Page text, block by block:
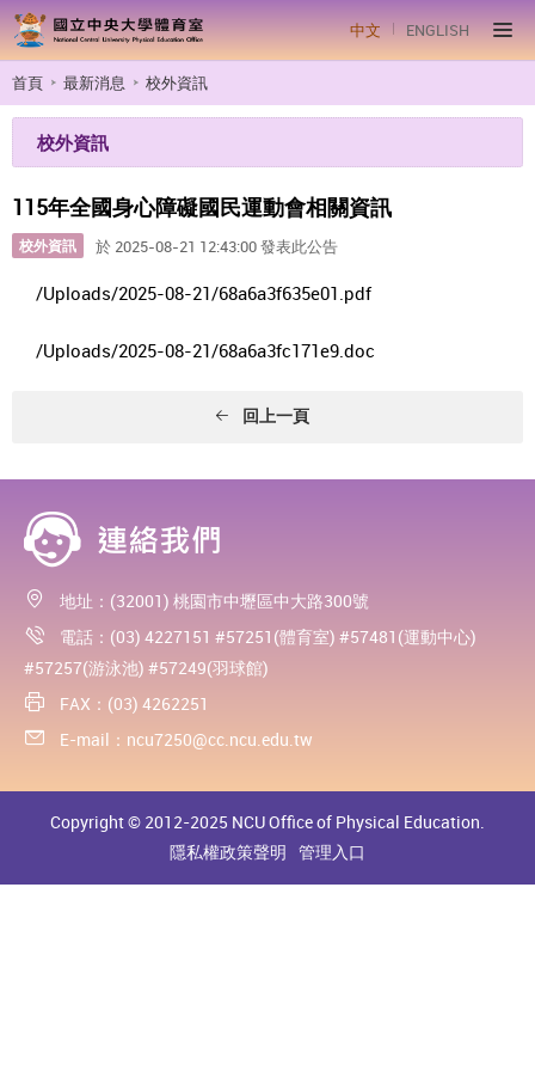
中文 ENGLISH
首頁 最新消息 校外資訊
校外資訊
115年全國身心障礙國民運動會相關資訊
校外資訊 於 2025-08-21 12:43:00 發表此公告
/Uploads/2025-08-21/68a6a3f635e01.pdf
/Uploads/2025-08-21/68a6a3fc171e9.doc
回上一頁
地址：(32001) 桃園市中壢區中大路300號
電話：(03) 4227151 #57251(體育室) #57481(運動中心)
#57257(游泳池) #57249(羽球館)
FAX：(03) 4262251
E-mail： ncu7250@cc.ncu.edu.tw
Copyright © 2012-2025 NCU Office of Physical Education.
隱私權政策聲明 管理入口